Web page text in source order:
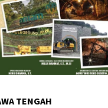
TENGAH